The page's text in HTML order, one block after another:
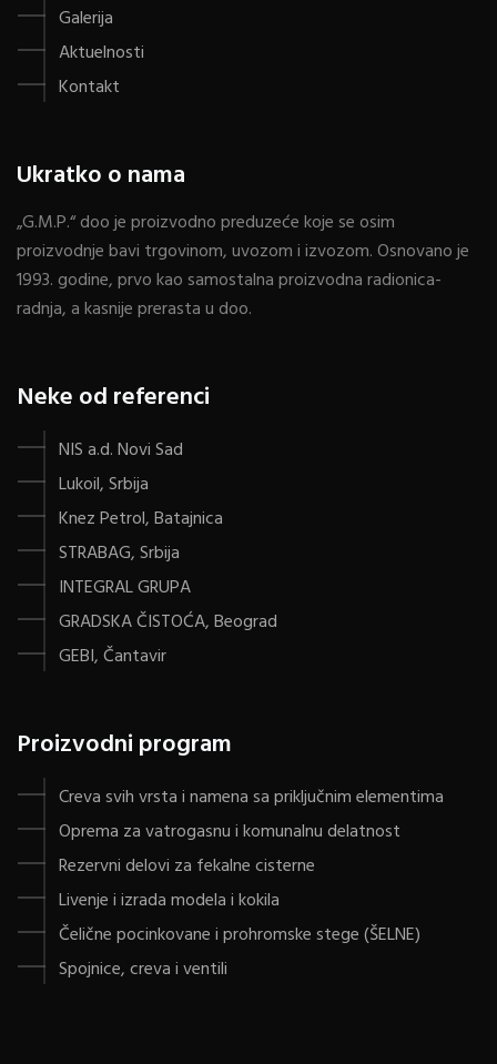
Galerija
Aktuelnosti
Kontakt
Ukratko o nama
„G.M.P.“ doo je proizvodno preduzeće koje se osim
proizvodnje bavi trgovinom, uvozom i izvozom. Osnovano je
1993. godine, prvo kao samostalna proizvodna radionica-
radnja, a kasnije prerasta u doo.
Neke od referenci
NIS a.d. Novi Sad
Lukoil, Srbija
Knez Petrol, Batajnica
STRABAG, Srbija
INTEGRAL GRUPA
GRADSKA ČISTOĆA, Beograd
GEBI, Čantavir
Proizvodni program
Creva svih vrsta i namena sa priključnim elementima
Oprema za vatrogasnu i komunalnu delatnost
Rezervni delovi za fekalne cisterne
Livenje i izrada modela i kokila
Čelične pocinkovane i prohromske stege (ŠELNE)
Spojnice, creva i ventili